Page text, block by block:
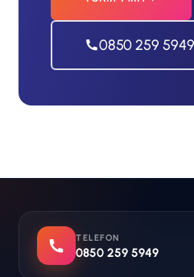
0850 259 5949
TELEFON
0850 259 5949